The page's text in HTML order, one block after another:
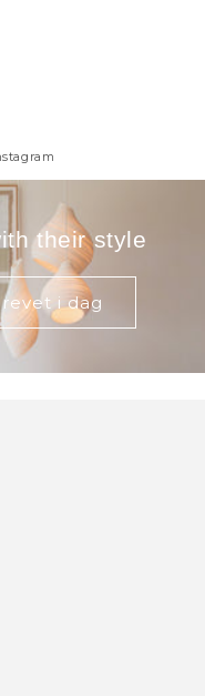
their style
i dag